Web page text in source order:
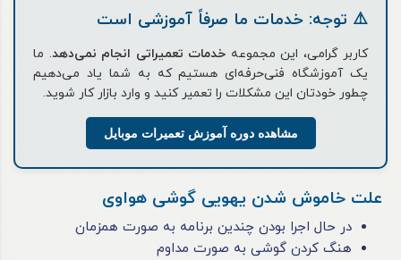
⚠️ توجه: خدمات ما صرفاً آموزشی است
کاربر گرامی، این مجموعه خدمات تعمیراتی انجام نمی‌دهد. ما
یک آموزشگاه فنی‌حرفه‌ای هستیم که به شما یاد می‌دهیم
چطور خودتان این مشکلات را تعمیر کنید و وارد بازار کار شوید.
مشاهده دوره آموزش تعمیرات موبایل
علت خاموش شدن یهویی گوشی هواوی
در حال اجرا بودن چندین برنامه به صورت همزمان
هنگ کردن گوشی به صورت مداوم